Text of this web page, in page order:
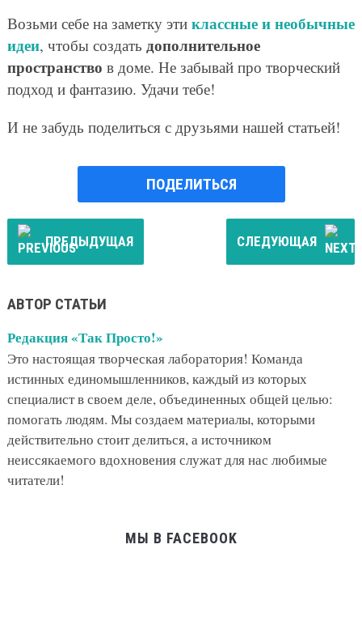
Возьми себе на заметку эти классные и необычные
идеи, чтобы создать дополнительное
пространство в доме. Не забывай про творческий
подход и фантазию. Удачи тебе!
И не забудь поделиться с друзьями нашей статьей!
ПОДЕЛИТЬСЯ
ПРЕДЫДУЩАЯ СЛЕДУЮЩАЯ
АВТОР СТАТЬИ
Редакция «Так Просто!»
Это настоящая творческая лаборатория! Команда
истинных единомышленников, каждый из которых
специалист в своем деле, объединенных общей целью:
помогать людям. Мы создаем материалы, которыми
действительно стоит делиться, а источником
неиссякаемого вдохновения служат для нас любимые
читатели!
МЫ В FACEBOOK